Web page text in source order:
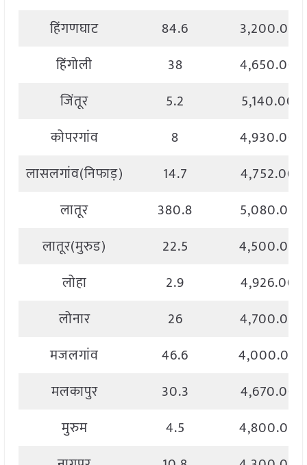
हिंगणघाट
84.6
3,200.00
हिंगोली
38
4,650.00
जिंतूर
5.2
5,140.00
कोपरगांव
8
4,930.00
लासलगांव(निफाड़)
14.7
4,752.00
लातूर
380.8
5,080.00
लातूर(मुरुड)
22.5
4,500.00
लोहा
2.9
4,926.00
लोनार
26
4,700.00
मजलगांव
46.6
4,000.00
मलकापुर
30.3
4,670.00
मुरुम
4.5
4,800.00